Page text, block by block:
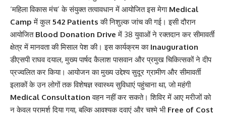
‘महिला विकास मंच’ के संयुक्त तत्वावधान में आयोजित इस मेगा Medical
Camp में कुल 542 Patients की निशुल्क जांच की गई। इसी दौरान
आयोजित Blood Donation Drive में 38 युवाओं ने रक्तदान कर सीमावर्ती
क्षेत्र में मानवता की मिसाल पेश की। इस कार्यक्रम का Inauguration
डीएसपी राघव दयाल, मुख्य पार्षद कैलाश पासवान और प्रमुख चिकित्सकों ने दीप
प्रज्वलित कर किया। आयोजन का मुख्य उद्देश्य सुदूर ग्रामीण और सीमावर्ती
इलाकों के उन लोगों तक विशेषज्ञ स्वास्थ्य सुविधाएं पहुंचाना था, जो महंगी
Medical Consultation वहन नहीं कर सकते। शिविर में आए मरीजों को
न केवल परामर्श दिया गया, बल्कि आवश्यक दवाएं और चश्मे भी Free of Cost